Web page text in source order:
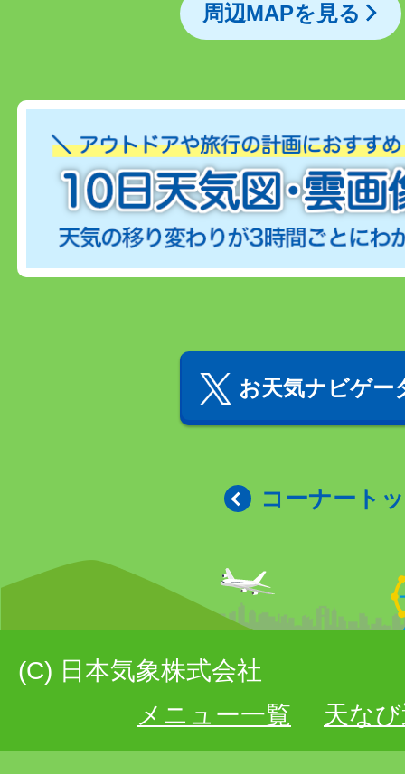
周辺MAPを見る
お天気ナビゲー
コーナート
(C) 日本気象株式会社
メニュー一覧
天な